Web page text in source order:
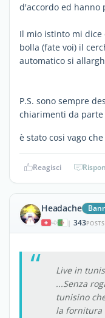
d'accordo ed hanno
Il mio istinto mi dice
bolla (fate voi) il
automatico si
P.S. sono sempre
chiarimenti da
è stato cosi vago
Reagisci
Headache
| 343POSTS
Live in
...Senza
tunisino
la fornitura